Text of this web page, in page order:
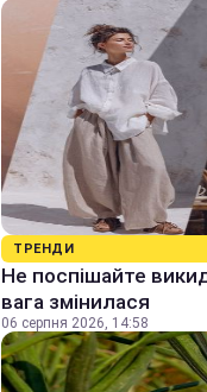
ТРЕНДИ
Не поспішайте
вага змінилася
06 серпня 2026, 14:58